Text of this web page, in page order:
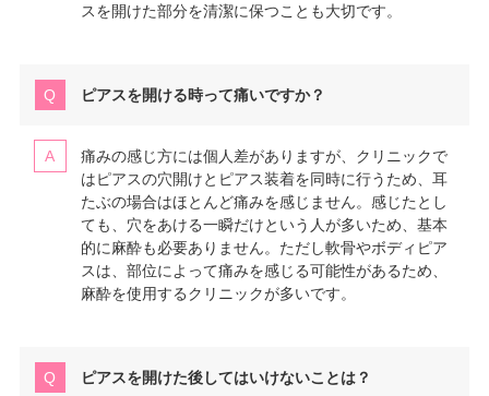
スを開けた部分を清潔に保つことも大切です。
ピアスを開ける時って痛いですか？
痛みの感じ方には個人差がありますが、クリニックで
はピアスの穴開けとピアス装着を同時に行うため、耳
たぶの場合はほとんど痛みを感じません。感じたとし
ても、穴をあける一瞬だけという人が多いため、基本
的に麻酔も必要ありません。ただし軟骨やボディピア
スは、部位によって痛みを感じる可能性があるため、
麻酔を使用するクリニックが多いです。
ピアスを開けた後してはいけないことは？